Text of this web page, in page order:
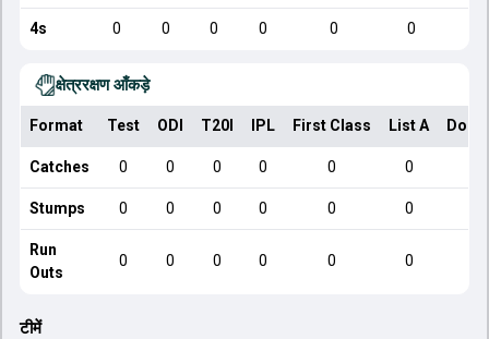
4s 0 0 0 0 0 0
क्षेत्ररक्षण आँकड़े
Format Test ODI T20I IPL First Class List A
Catches 0 0 0 0 0 0
Stumps 0 0 0 0 0 0
Run
Outs
0 0 0 0 0 0
टीमें